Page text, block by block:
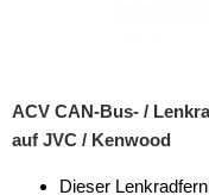
ACV CAN-Bus- /
auf JVC / Kenwood
Dieser